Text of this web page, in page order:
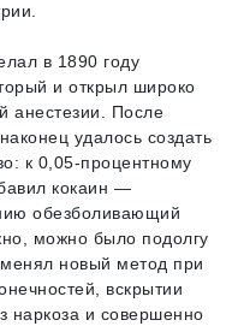
в 1890 году
и открыл широко
анестезии. После
удалось создать
к 0,05-процентному
кокаин —
обезболивающий
можно было подолгу
новый метод при
вскрытии
наркоза и совершенно